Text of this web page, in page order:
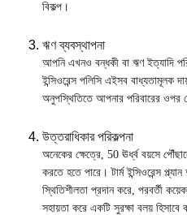
বিকল্প।
ঋণ ব্যবস্থাপনা
আপনি এখনও বন্ধকী বা ঋণ ইত্যাদি
ইন্সিওরেন্স পলিসি এইসব বাধ্যতামূলক
অনুপস্থিতিতে আপনার পরিবারের ওপর
উত্তরাধিকার পরিকল্পনা
অনেকের ক্ষেত্রে, 50 ঊর্ধ্ব বয়সে
করতে হতে পারে। টার্ম ইন্সিওরেন্স
স্থিতিশীলতা প্রদান করে, পরবর্তী
সহায়তা করে একটি সুরক্ষা বলয় হিসাবে